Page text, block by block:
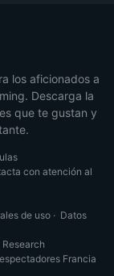
los aficionados a
Descarga la
que te gustan y
con atención al
de uso· Datos
Research
Francia